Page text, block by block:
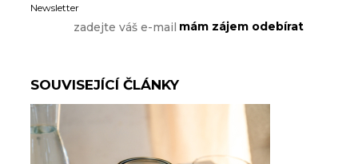
Newsletter
SOUVISEJÍCÍ ČLÁNKY